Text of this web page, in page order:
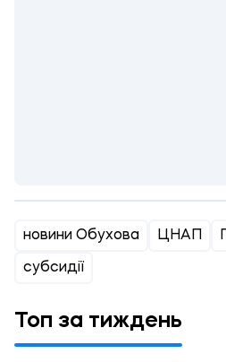
новини Обухова ЦНАП
субсидії
Топ за тиждень